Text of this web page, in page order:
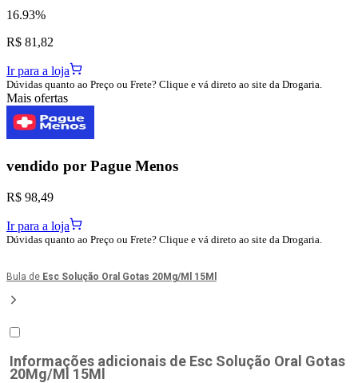
16.93%
R$ 81,82
Ir para a loja
Dúvidas quanto ao Preço ou Frete? Clique e vá direto ao site da Drogaria.
Mais ofertas
vendido por Pague Menos
R$ 98,49
Ir para a loja
Dúvidas quanto ao Preço ou Frete? Clique e vá direto ao site da Drogaria.
Bula de Esc Solução Oral Gotas 20Mg/Ml 15Ml
Informações adicionais de Esc Solução Oral Gotas
20Mg/Ml 15Ml